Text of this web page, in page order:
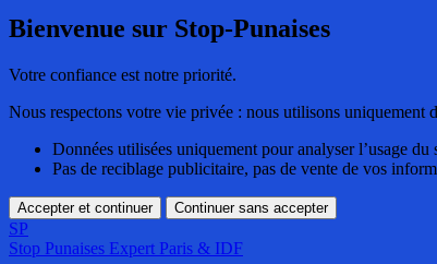
Bienvenue sur Stop-Punaises
Votre confiance est notre priorité.
Nous respectons votre vie privée : nous utilisons uniquement
Données utilisées uniquement pour analyser l’usage du
Pas de reciblage publicitaire, pas de vente de vos
Accepter et continuer Continuer sans accepter
SP
Stop Punaises Expert Paris & IDF